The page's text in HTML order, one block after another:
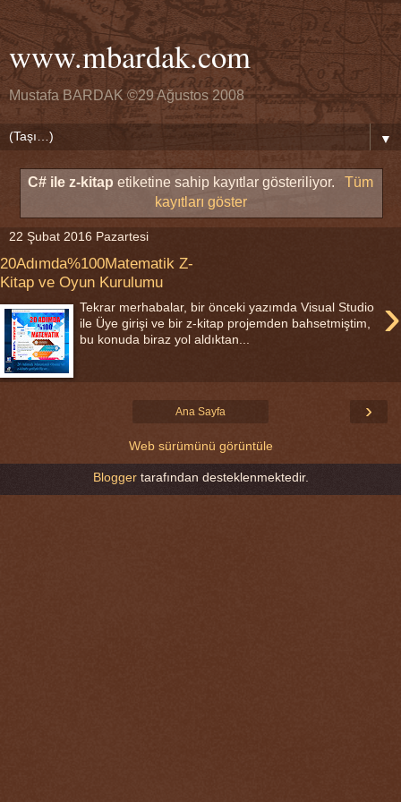
www.mbardak.com
Mustafa BARDAK ©29 Ağustos 2008
▼
C# ile z-kitap etiketine sahip kayıtlar gösteriliyor.
Tüm
kayıtları göster
22 Şubat 2016 Pazartesi
20Adımda%100Matematik Z-
Kitap ve Oyun Kurulumu
›
Tekrar merhabalar, bir önceki yazımda Visual Studio
ile Üye girişi ve bir z-kitap projemden bahsetmiştim,
bu konuda biraz yol aldıktan...
›
Ana Sayfa
Web sürümünü görüntüle
Bloggertarafından desteklenmektedir.